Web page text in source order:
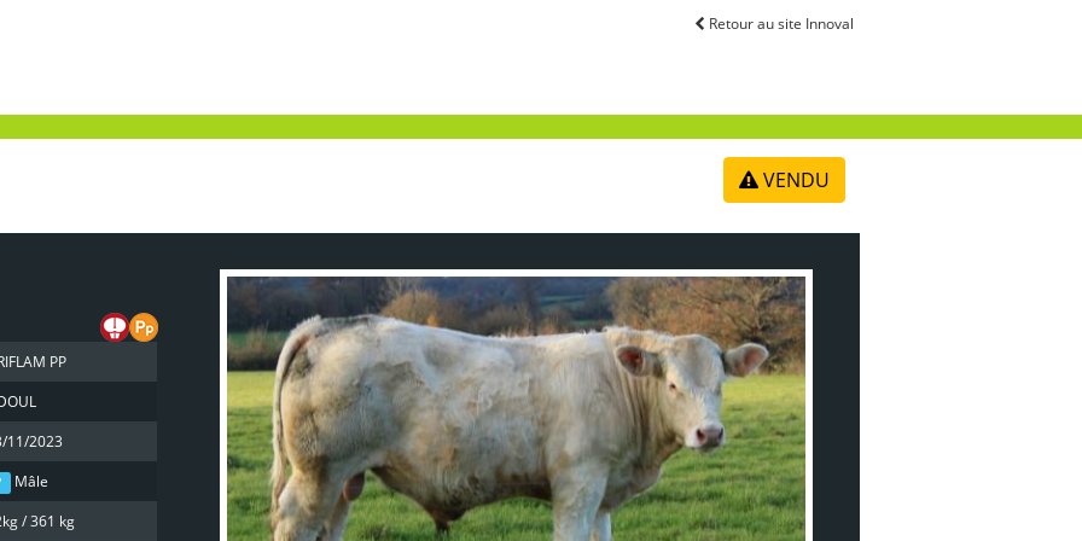
Retour au site Innoval
VENDU
PP
11/2023
Mâle
/ 361 kg